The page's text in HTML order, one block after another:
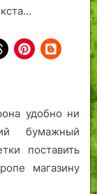
удобно ни
бумажный
поставить
магазину